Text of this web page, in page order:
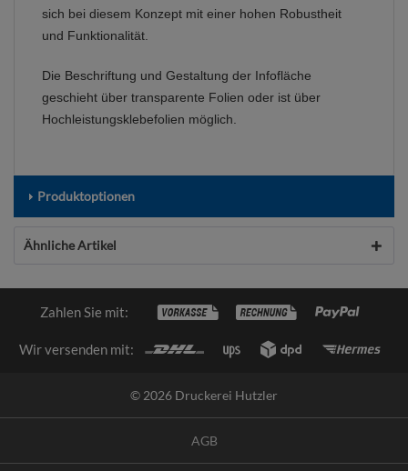
sich bei diesem Konzept mit einer hohen Robustheit
und Funktionalität.
Die Beschriftung und Gestaltung der Infofläche
geschieht über transparente Folien oder ist über
Hochleistungsklebefolien möglich.
Produktoptionen
Ähnliche Artikel
Zahlen Sie mit:
Wir versenden mit:
© 2026 Druckerei Hutzler
AGB